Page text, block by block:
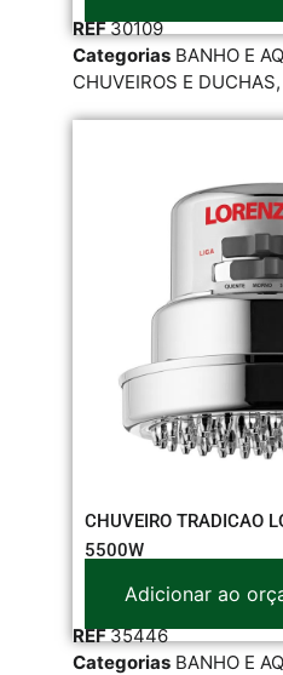
REF30109
Categorias BANHO E
CHUVEIROS E DUCHAS,
CHUVEIRO TRADICAO
5500W
Adicionar ao
REF35446
Categorias BANHO E